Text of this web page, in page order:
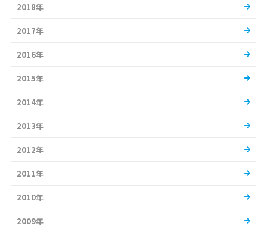
2018年
2017年
2016年
2015年
2014年
2013年
2012年
2011年
2010年
2009年